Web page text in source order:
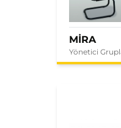
MİRA
Yönetici